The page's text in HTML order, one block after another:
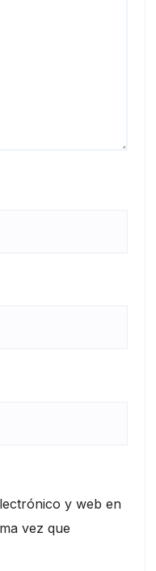
y web en
vez que